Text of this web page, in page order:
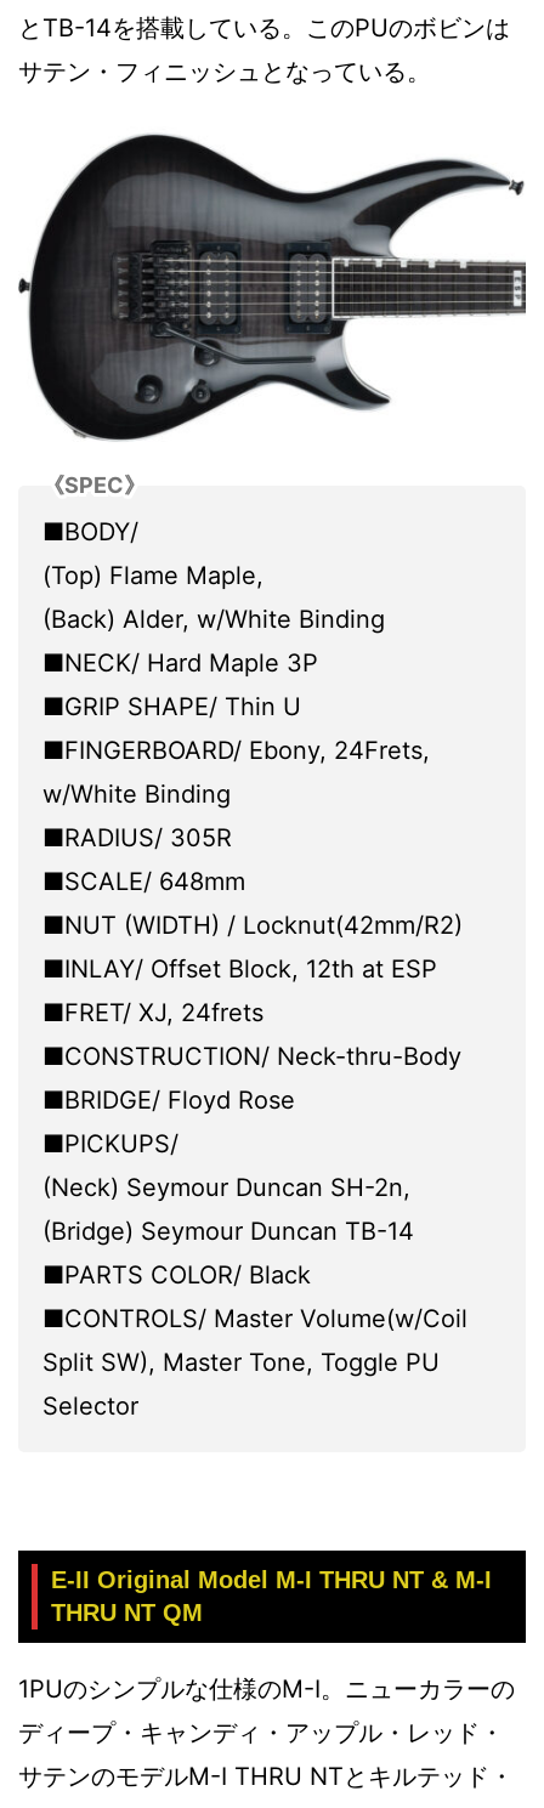
とTB-14を搭載している。このPUのボビンは
サテン・フィニッシュとなっている。
《SPEC》
■BODY/
(Top) Flame Maple,
(Back) Alder, w/White Binding
■NECK/ Hard Maple 3P
■GRIP SHAPE/ Thin U
■FINGERBOARD/ Ebony, 24Frets,
w/White Binding
■RADIUS/ 305R
■SCALE/ 648mm
■NUT (WIDTH) / Locknut(42mm/R2)
■INLAY/ Offset Block, 12th at ESP
■FRET/ XJ, 24frets
■CONSTRUCTION/ Neck-thru-Body
■BRIDGE/ Floyd Rose
■PICKUPS/
(Neck) Seymour Duncan SH-2n,
(Bridge) Seymour Duncan TB-14
■PARTS COLOR/ Black
■CONTROLS/ Master Volume(w/Coil
Split SW), Master Tone, Toggle PU
Selector
E-II Original Model M-I THRU NT & M-I
THRU NT QM
1PUのシンプルな仕様のM-I。ニューカラーの
ディープ・キャンディ・アップル・レッド・
サテンのモデルM-I THRU NTとキルテッド・